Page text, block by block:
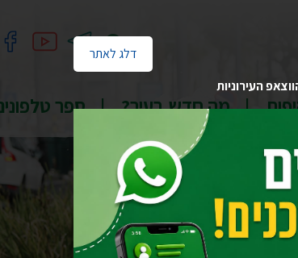
העירוניות
דלג לאתר
מה חדש בעיר? ספר
חיפוש